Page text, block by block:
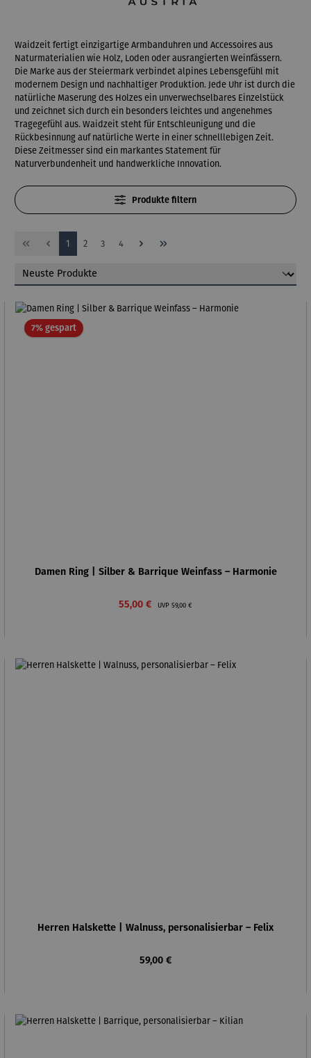
Waidzeit fertigt einzigartige Armbanduhren und Accessoires aus
Naturmaterialien wie Holz, Loden oder ausrangierten Weinfässern.
Die Marke aus der Steiermark verbindet alpines Lebensgefühl mit
modernem Design und nachhaltiger Produktion. Jede Uhr ist durch die
natürliche Maserung des Holzes ein unverwechselbares Einzelstück
und zeichnet sich durch ein besonders leichtes und angenehmes
Tragegefühl aus. Waidzeit steht für Entschleunigung und die
Rückbesinnung auf natürliche Werte in einer schnelllebigen Zeit.
Diese Zeitmesser sind ein markantes Statement für
Naturverbundenheit und handwerkliche Innovation.
Produkte filtern
Seite
1 Seite
2 Seite
3 Seite
4
7% gespartRabatt
Damen Ring | Silber & Barrique Weinfass – Harmonie
Verkaufspreis:
55,00 € UVP Regulärer Preis:
59,00 €
Herren Halskette | Walnuss, personalisierbar – Felix
Regulärer Preis:
59,00 €